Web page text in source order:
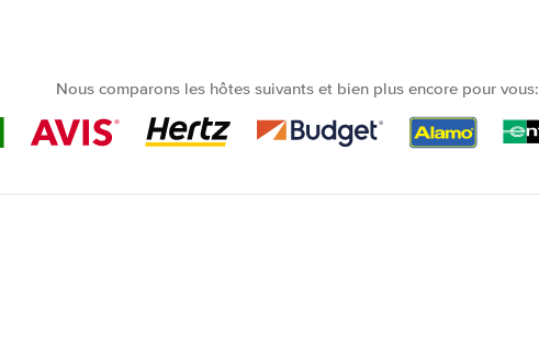
Nous comparons les hôtes suivants et bien plus encore pour vous: